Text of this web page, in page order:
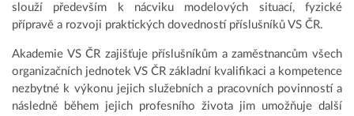
slouží především k nácviku modelových situací, fyzické
přípravě a rozvoji praktických dovedností příslušníků VS ČR.
Akademie VS ČR zajišťuje příslušníkům a zaměstnancům všech
organizačních jednotek VS ČR základní kvalifikaci a kompetence
nezbytné k výkonu jejich služebních a pracovních povinností a
následně během jejich profesního života jim umožňuje další